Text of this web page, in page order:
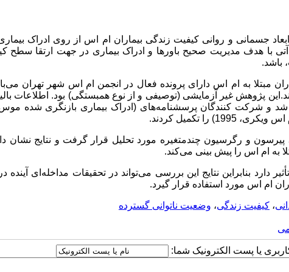
جسمانی و روانی کیفیت زندگی بیماران ام اس از روی ادراک
با هدف مدیریت صحیح باورها و ادراک بیماری در جهت ارتقا سطح
باشد.
مبتلا به ام اس دارای پرونده فعال در انجمن ام اس شهر تهران
پژوهش غیر آزمایشی (توصیفی و از نوع همبستگی) بود. اطلاعات
شد و شرکت کنندگان پرسشنامه‌های( ادراک بیماری بازنگری شده
و رگرسیون چندمتغیره مورد تحلیل قرار گرفت و نتایج نشان
به ام اس را پیش بینی می‌کند.
دارد بنابراین نتایج این بررسی می‌تواند در تحقیقات مداخله‌ای آینده
ام اس مورد استفاده قرار گیرد.
، کیفیت زندگی، وضعیت ناتوانی گسترده
یا پست الکترونیک شما: